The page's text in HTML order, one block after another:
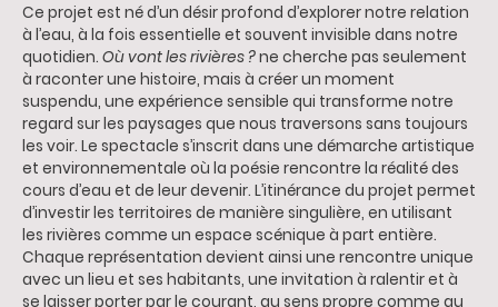
Ce projet est né d’un désir profond d’explorer notre relation
à l’eau, à la fois essentielle et souvent invisible dans notre
quotidien. Où vont les rivières ?ne cherche pas seulement
à raconter une histoire, mais à créer un moment
suspendu, une expérience sensible qui transforme notre
regard sur les paysages que nous traversons sans toujours
les voir. Le spectacle s’inscrit dans une démarche artistique
et environnementale où la poésie rencontre la réalité des
cours d’eau et de leur devenir. L’itinérance du projet permet
d’investir les territoires de manière singulière, en utilisant
les rivières comme un espace scénique à part entière.
Chaque représentation devient ainsi une rencontre unique
avec un lieu et ses habitants, une invitation à ralentir et à
se laisser porter par le courant, au sens propre comme au